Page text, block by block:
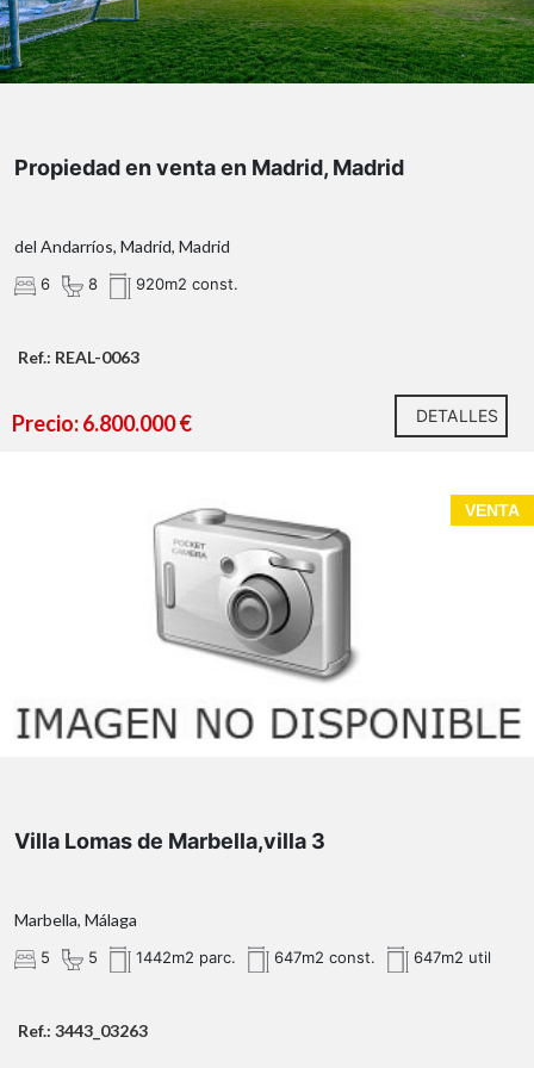
-Vistas panorámicas al Mediterráneo
-Ubicación privilegiada en una de las zonas más
demandadas de la Costa Brava
infinitas.
Propiedad en venta en Madrid, Madrid
del Andarríos, Madrid, Madrid
6 8 920m2 const.
Ref.: REAL-0063
Precio: 6.800.000 € DETALLES
VENTA
Villa Lomas de Marbella,villa 3
Marbella, Málaga
5 5 1442m2 parc. 647m2 const. 647m2 util
Ref.: 3443_03263